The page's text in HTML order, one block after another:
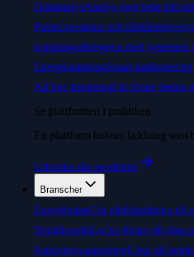
DataanalysAnalys över hela ditt
PulseLivestatus och
kopplingarIntegrera med systemen
EnergihanteringSmart
Ad hoc-betalningLåt förare betala
Se plattformen i praktiken
En plattform bakom laddning som
Utforska alla produkter
Branscher
EnergibolagGör elbilsladdning till
DetaljhandelLocka förare till dina
ParkeringsoperatörerLägg till